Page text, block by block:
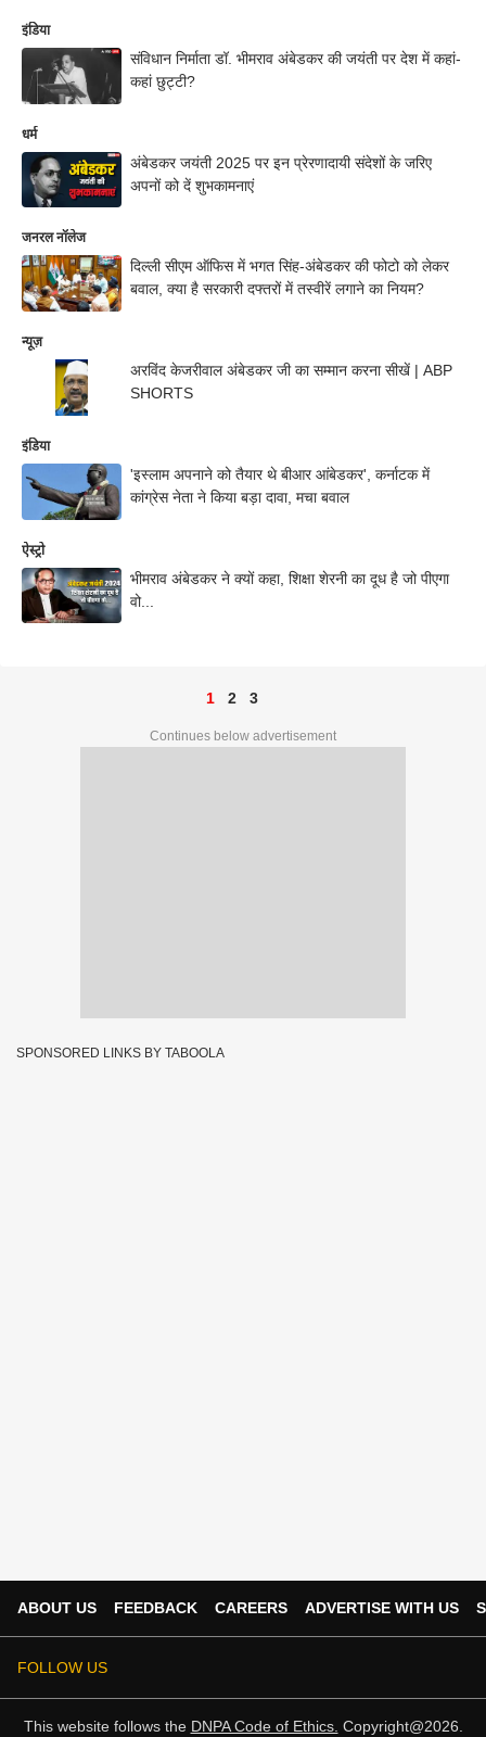
इंडिया
संविधान निर्माता डॉ. भीमराव अंबेडकर की जयंती पर देश में कहां-
कहां छुट्टी?
धर्म
अंबेडकर जयंती 2025 पर इन प्रेरणादायी संदेशों के जरिए
अपनों को दें शुभकामनाएं
जनरल नॉलेज
दिल्ली सीएम ऑफिस में भगत सिंह-अंबेडकर की फोटो को लेकर
बवाल, क्या है सरकारी दफ्तरों में तस्वीरें लगाने का नियम?
न्यूज़
अरविंद केजरीवाल अंबेडकर जी का सम्मान करना सीखें | ABP
SHORTS
इंडिया
'इस्लाम अपनाने को तैयार थे बीआर आंबेडकर', कर्नाटक में
कांग्रेस नेता ने किया बड़ा दावा, मचा बवाल
ऐस्ट्रो
भीमराव अंबेडकर ने क्यों कहा, शिक्षा शेरनी का दूध है जो पीएगा
वो...
1 2 3
Continues below advertisement
SPONSORED LINKS BY TABOOLA
ABOUT US FEEDBACK CAREERS ADVERTISE WITH US
FOLLOW US
This website follows the DNPA Code of Ethics. Copyright@2026.